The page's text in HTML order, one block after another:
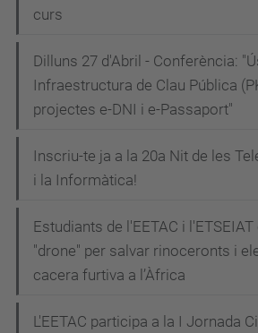
curs
Dilluns 27 d'Abril - Conferència:
Infraestructura de Clau Pública
projectes e-DNI i e-Passaport"
Inscriu-te ja a la 20a Nit de les
i la Informàtica!
Estudiants de l'EETAC i
"drone" per salvar rinoceronts i
cacera furtiva a l’Àfrica
L'EETAC participa a la I Jornada